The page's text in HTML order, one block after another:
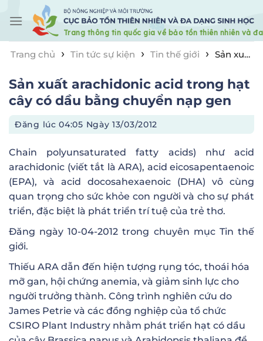
content
Trang chủ
› Tin tức sự kiện › Tin thế giới › Sản xuất
nạp gen
Sản xuất arachidonic acid trong hạt
cây có dầu bằng chuyển nạp gen
Đăng lúc04:05 Ngày 13/03/2012
Chain polyunsaturated fatty acids) như acid
arachidonic (viết tắt là ARA), acid eicosapentaenoic
(EPA), và acid docosahexaenoic (DHA) vô cùng
quan trọng cho sức khỏe con người và cho sự phát
triển, đặc biệt là phát triển trí tuệ của trẻ thơ.
Đăng ngày10-04-2012 trong chuyên mục Tin thế
giới.
Thiếu ARA dẫn đến hiện tượng rụng tóc, thoái hóa
mỡ gan, hội chứng anemia, và giảm sinh lực cho
người trưởng thành. Công trình nghiên cứu do
James Petrie và các đồng nghiệp của tổ chức
CSIRO Plant Industry nhằm phát triển hạt có dầu